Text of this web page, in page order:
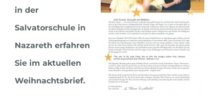
in der
Salvatorschule in
Nazareth erfahren
Sie im aktuellen
Weihnachtsbrief.